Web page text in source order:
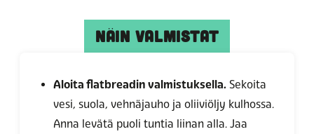
NÄIN VALMISTAT
Aloita flatbreadin valmistuksella. Sekoita
vesi, suola, vehnäjauho ja oliiviöljy kulhossa.
Anna levätä puoli tuntia liinan alla. Jaa